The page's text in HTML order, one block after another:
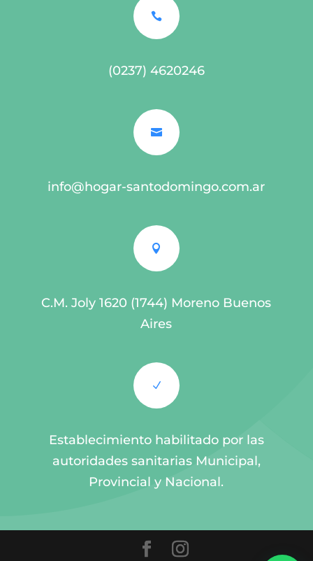

(0237) 4620246

info@hogar-santodomingo.com.ar

C.M. Joly 1620 (1744) Moreno Buenos
Aires
N
Establecimiento habilitado por las
autoridades sanitarias Municipal,
Provincial y Nacional.